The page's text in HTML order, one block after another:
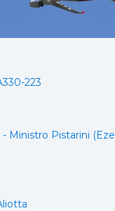
223
- Ministro Pistarini